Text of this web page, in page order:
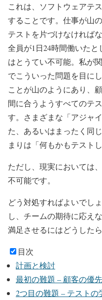
これは、ソフトウェアテ
することです。仕事が山
テストを片づけなければ
全員が1日24時間働いた
はとうてい不可能。私が
でこういった問題を目に
ことが山のようにあり、
間に合うようすべてのテ
す。さまざまな「アジャ
た、あるいはまったく同
まりは「何もかもテスト
ただし、現実においては
不可能です。
どう対処すればよいでし
し、チームの期待に応え
満足させるにはどうした
目次
計画と検討
最初の難題 – 顧客の優
2つ目の難題 – テストの